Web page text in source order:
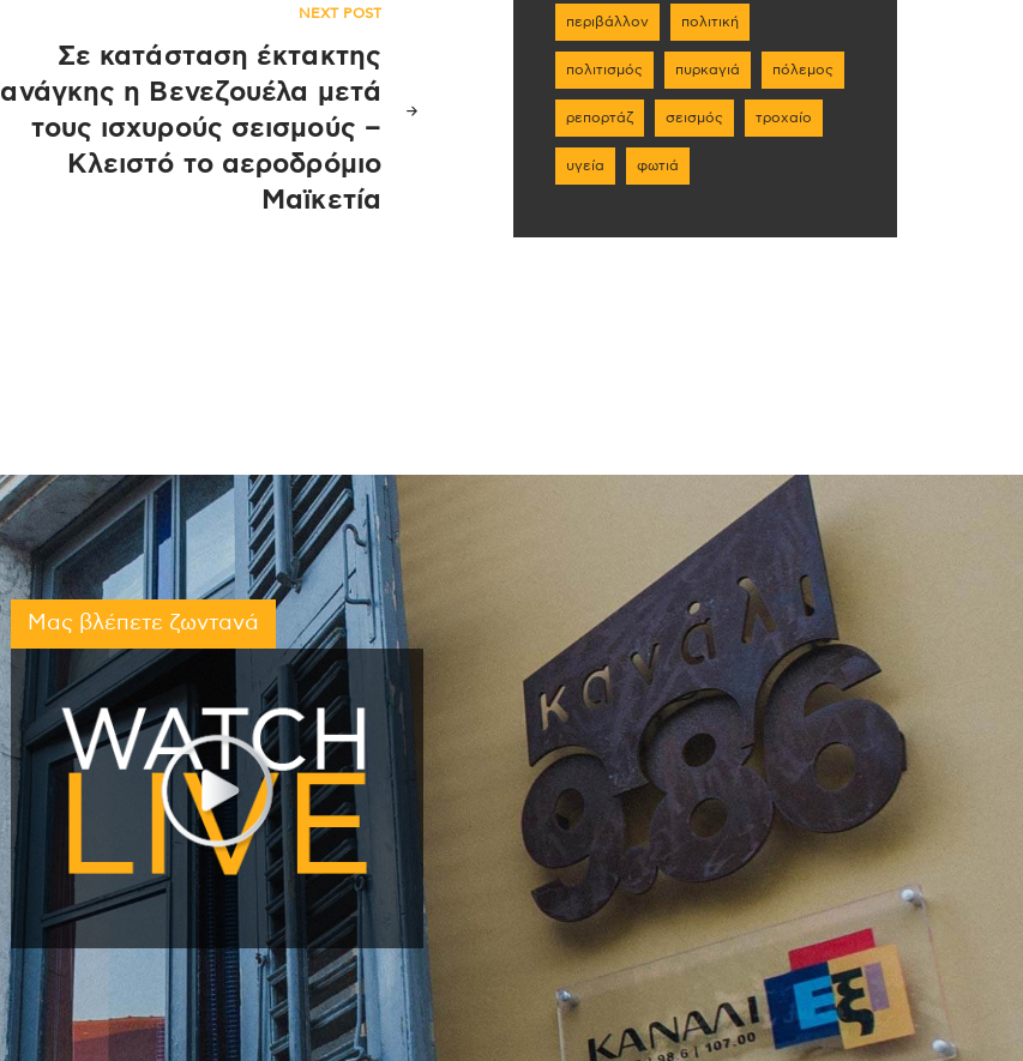
NEXT POST
Σε κατάσταση έκτακτης
ανάγκης η Βενεζουέλα μετά
τους ισχυρούς σεισμούς –
Κλειστό το αεροδρόμιο
Μαϊκετία
περιβάλλον πολιτική
πολιτισμός πυρκαγιά πόλεμος
ρεπορτάζ σεισμός τροχαίο
υγεία φωτιά
Μας βλέπετε ζωντανά